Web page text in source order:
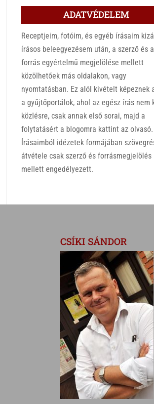
ADATVÉDELEM
Receptjeim, fotóim, és egyéb írásaim
írásos beleegyezésem után, a szerző és a
forrás egyértelmű megjelölése mellett
közölhetőek más oldalakon, vagy
nyomtatásban. Ez alól kivételt képeznek
a gyűjtőportálok, ahol az egész írás nem
közlésre, csak annak első sorai, majd a
folytatásért a blogomra kattint az olvasó.
Írásaimból idézetek formájában
átvétele csak szerző és forrásmegjelölés
mellett engedélyezett.
CSÍKI SÁNDOR